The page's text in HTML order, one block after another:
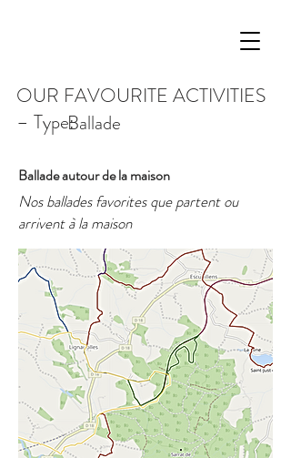
OUR FAVOURITE ACTIVITIES
– Type:Ballade
Ballade autour de la maison
Nos ballades favorites que partent ou
arrivent à la maison